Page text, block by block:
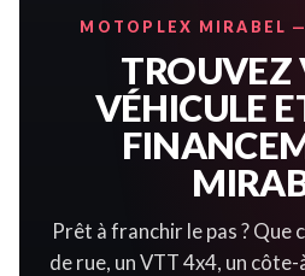
MOTOPLEX MIRABEL
TROUVEZ
VÉHICULE
Prêt à franchir le pas ? Que
de rue, un VTT 4x4, un